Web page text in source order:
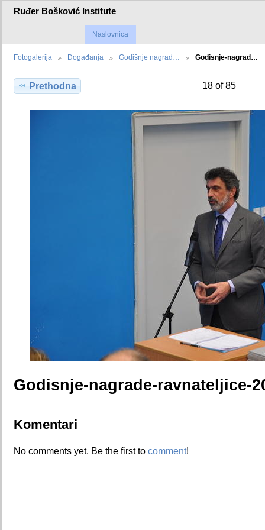
Ruđer Bošković Institute
Naslovnica
Fotogalerija Događanja Godišnje nagrad… Godisnje-nagrad…
Prethodna 18 of 85
Godisnje-nagrade-ravnateljice-
Komentari
No comments yet. Be the first to comment!